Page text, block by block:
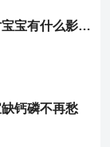
什么是乳糖不耐受？对宝宝有什么影响？
钙磷不再愁